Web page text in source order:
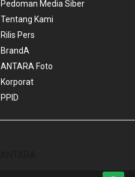
Pedoman Media Siber
Tentang Kami
Rilis Pers
BrandA
ANTARA Foto
Korporat
PPID